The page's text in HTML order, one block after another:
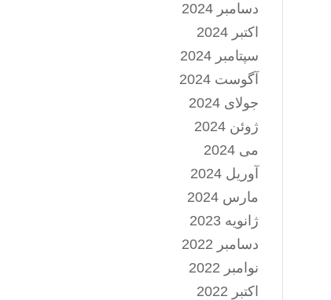
دسامبر 2024
اکتبر 2024
سپتامبر 2024
آگوست 2024
جولای 2024
ژوئن 2024
می 2024
آوریل 2024
مارس 2024
ژانویه 2023
دسامبر 2022
نوامبر 2022
اکتبر 2022